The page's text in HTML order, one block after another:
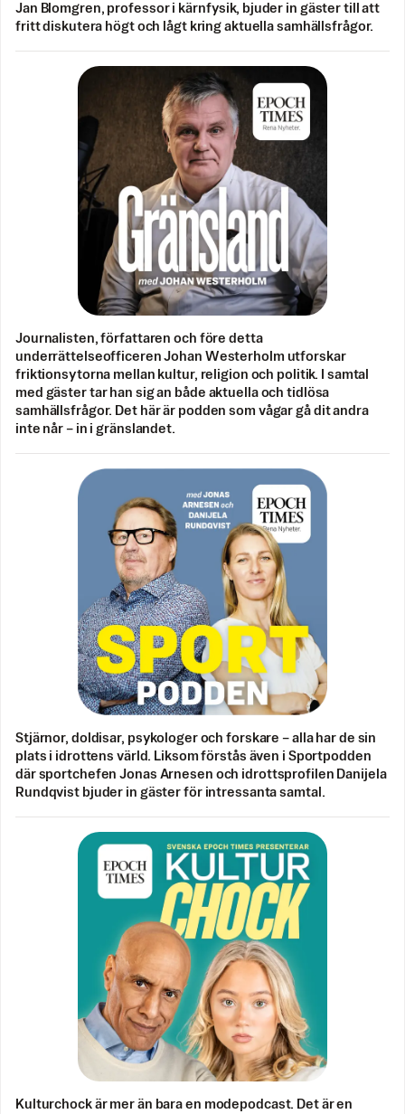
Jan Blomgren, professor i kärnfysik, bjuder in gäster till att
fritt diskutera högt och lågt kring aktuella samhällsfrågor.
Journalisten, författaren och före detta
underrättelseofficeren Johan Westerholm utforskar
friktionsytorna mellan kultur, religion och politik. I samtal
med gäster tar han sig an både aktuella och tidlösa
samhällsfrågor. Det här är podden som vågar gå dit andra
inte når – in i gränslandet.
Stjärnor, doldisar, psykologer och forskare – alla har de sin
plats i idrottens värld. Liksom förstås även i Sportpodden
där sportchefen Jonas Arnesen och idrottsprofilen Danijela
Rundqvist bjuder in gäster för intressanta samtal.
Kulturchock är mer än bara en modepodcast. Det är en